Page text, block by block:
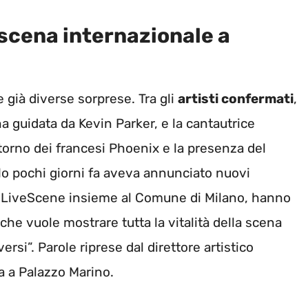
internazionale a
diverse sorprese. Tra gli artisti confermati,
guidata da Kevin Parker, e la cantautrice
dei francesi Phoenix e la presenza del
pochi giorni fa aveva annunciato nuovi
insieme al Comune di Milano, hanno
vuole mostrare tutta la vitalità della scena
Parole riprese dal direttore artistico
a Palazzo Marino.